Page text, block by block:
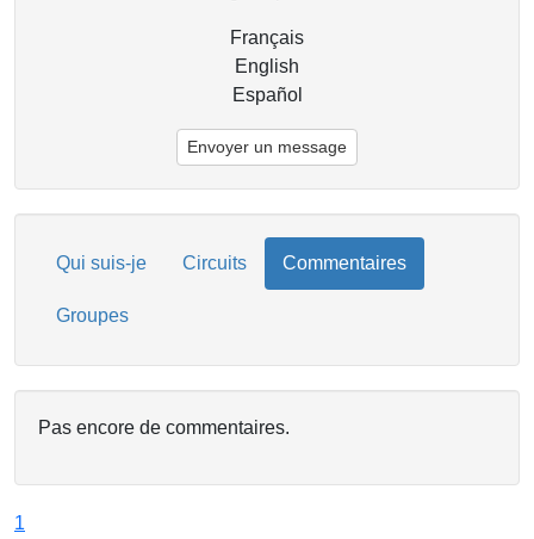
Français
English
Español
Envoyer un message
Qui suis-je Circuits Commentaires
Groupes
Pas encore de commentaires.
1